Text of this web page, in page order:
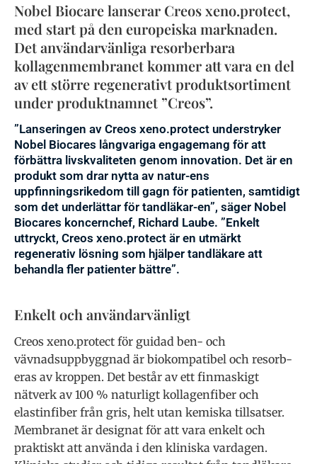
Nobel Biocare lanserar Creos xeno.protect,
med start på den europeiska marknaden.
Det användarvänliga resorberbara
kollagenmembranet kommer att vara en del
av ett större regenerativt produktsortiment
under produktnamnet ”Creos”.
”Lanseringen av Creos xeno.protect understryker
Nobel Biocares långvariga engagemang för att
förbättra livskvaliteten genom innovation. Det är en
produkt som drar nytta av natur-ens
uppfinningsrikedom till gagn för patienten, samtidigt
som det underlättar för tandläkar-en”, säger Nobel
Biocares koncernchef, Richard Laube. ”Enkelt
uttryckt, Creos xeno.protect är en utmärkt
regenerativ lösning som hjälper tandläkare att
behandla fler patienter bättre”.
Enkelt och användarvänligt
Creos xeno.protect för guidad ben- och
vävnadsuppbyggnad är biokompatibel och resorb-
eras av kroppen. Det består av ett finmaskigt
nätverk av 100 % naturligt kollagenfiber och
elastinfiber från gris, helt utan kemiska tillsatser.
Membranet är designat för att vara enkelt och
praktiskt att använda i den kliniska vardagen.